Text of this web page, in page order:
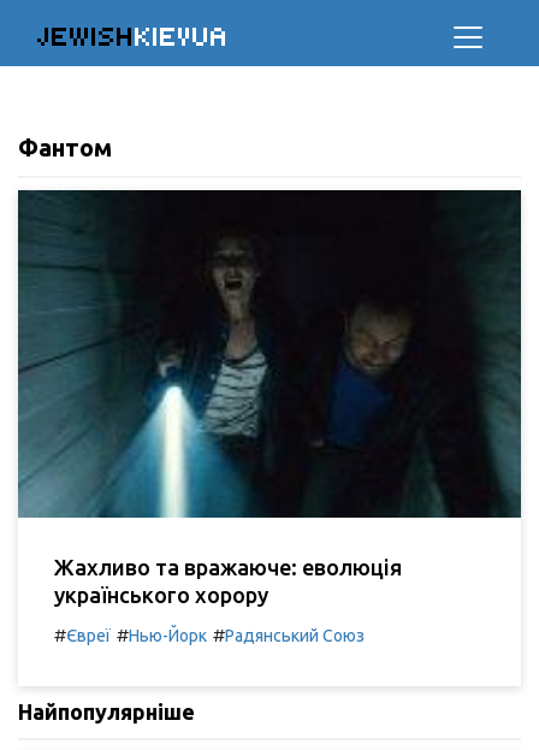
JEWISHKIEVUA
Фантом
Жахливо та вражаюче: еволюція
українського хорору
#Євреї #Нью-Йорк #Радянський Союз
Найпопулярніше